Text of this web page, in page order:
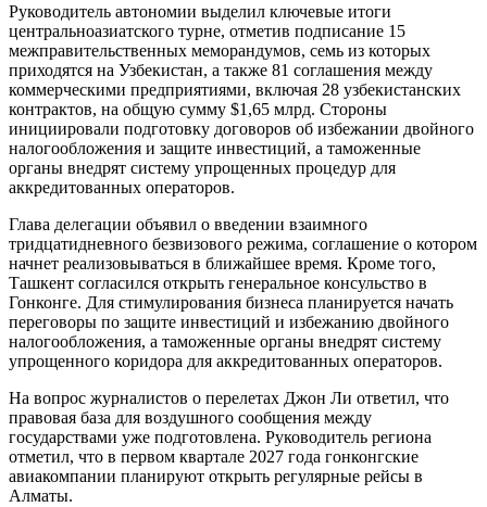
Руководитель автономии выделил ключевые итоги
центральноазиатского турне, отметив подписание 15
межправительственных меморандумов, семь из которых
приходятся на Узбекистан, а также 81 соглашения между
коммерческими предприятиями, включая 28 узбекистанских
контрактов, на общую сумму $1,65 млрд. Стороны
инициировали подготовку договоров об избежании двойного
налогообложения и защите инвестиций, а таможенные
органы внедрят систему упрощенных процедур для
аккредитованных операторов.
Глава делегации объявил о введении взаимного
тридцатидневного безвизового режима, соглашение о котором
начнет реализовываться в ближайшее время. Кроме того,
Ташкент согласился открыть генеральное консульство в
Гонконге. Для стимулирования бизнеса планируется начать
переговоры по защите инвестиций и избежанию двойного
налогообложения, а таможенные органы внедрят систему
упрощенного коридора для аккредитованных операторов.
На вопрос журналистов о перелетах Джон Ли ответил, что
правовая база для воздушного сообщения между
государствами уже подготовлена. Руководитель региона
отметил, что в первом квартале 2027 года гонконгские
авиакомпании планируют открыть регулярные рейсы в
Алматы.